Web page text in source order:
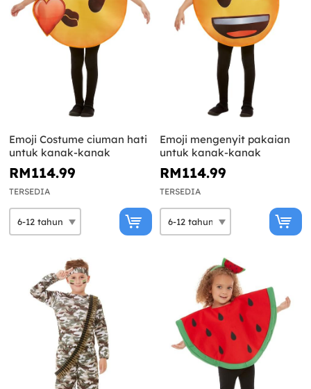
Emoji Costume ciuman hati
untuk kanak-kanak
RM114.99
TERSEDIA
Emoji mengenyit pakaian
untuk kanak-kanak
RM114.99
TERSEDIA